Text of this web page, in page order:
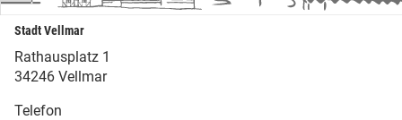
Stadt Vellmar
Rathausplatz 1
34246 Vellmar
Telefon